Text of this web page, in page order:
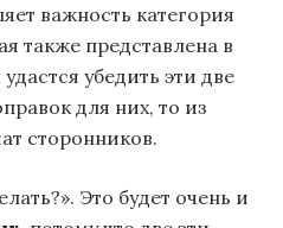
важность категория
также представлена в
убедить эти две
для них, то из
сторонников.
Это будет очень и